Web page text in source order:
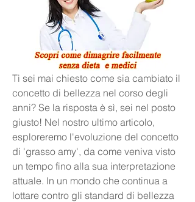
Ti sei mai chiesto come sia cambiato il
concetto di bellezza nel corso degli
anni? Se la risposta è sì, sei nel posto
giusto! Nel nostro ultimo articolo,
esploreremo l'evoluzione del concetto
di 'grasso amy', da come veniva visto
un tempo fino alla sua interpretazione
attuale. In un mondo che continua a
lottare contro gli standard di bellezza